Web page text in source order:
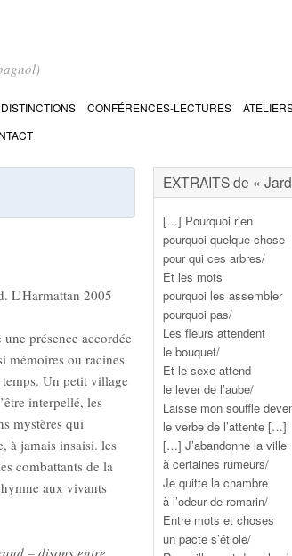
CONFÉRENCES-LECTURES
L’Harmattan 2005
présence accordée
mémoires ou racines
Un petit village
interpellé, les
mystères qui
à jamais insaisi. les
combattants de la
aux vivants
– disons entre
EXTRAITS de «
[…] Pourquoi rien
pourquoi quelque chose
pour qui ces arbres/
Et les mots
pourquoi les assembler
pourquoi pas/
Les fleurs attendent
le bouquet/
Et le sexe attend
le lever de l’aube/
Laisse mon souffle
le verbe de l’attente […]
[…] J’abandonne la ville
à certaines rumeurs/
Je quitte la chambre
à l’odeur de romarin/
Entre mots et choses
un pacte s’étiole/